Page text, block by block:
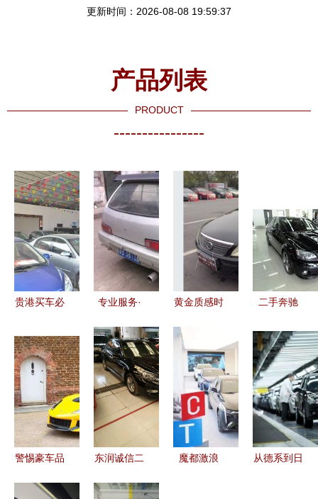
更新时间：2026-08-08 19:59:37
产品列表
PRODUCT
----------------
贵港买车必
手车市场
本地人的买
好车首选之
地
专业服务·
应链——深
圳市南山区
速翔达物资
回收站二手
汽车业务解
析
黄金质感时
山零五款二
手比亚迪
F6驾值分
析
二手奔驰
性能猛兽的
百年挚爱，
上海捷利行
引荐
警惕豪车品
东润诚信二
魔都激浪
从德系到日